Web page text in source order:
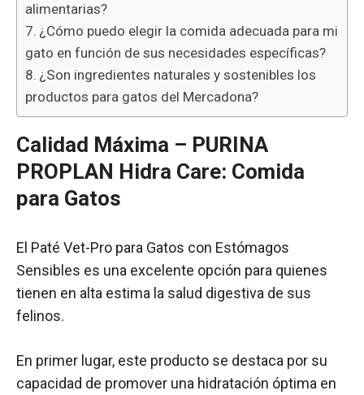
alimentarias?
¿Cómo puedo elegir la comida adecuada para mi
gato en función de sus necesidades específicas?
¿Son ingredientes naturales y sostenibles los
productos para gatos del Mercadona?
Calidad Máxima – PURINA
PROPLAN Hidra Care: Comida
para Gatos
El Paté Vet-Pro para Gatos con Estómagos
Sensibles es una excelente opción para quienes
tienen en alta estima la salud digestiva de sus
felinos.
En primer lugar, este producto se destaca por su
capacidad de promover una hidratación óptima en